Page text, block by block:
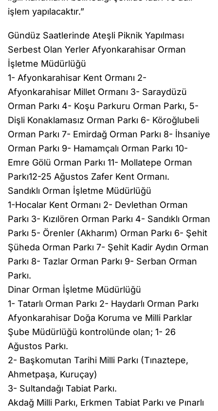
işlem yapılacaktır.”
Gündüz Saatlerinde Ateşli Piknik Yapılması
Serbest Olan Yerler Afyonkarahisar Orman
İşletme Müdürlüğü
1- Afyonkarahisar Kent Ormanı 2-
Afyonkarahisar Millet Ormanı 3- Saraydüzü
Orman Parkı 4- Koşu Parkuru Orman Parkı, 5-
Dişli Konaklamasız Orman Parkı 6- Köroğlubeli
Orman Parkı 7- Emirdağ Orman Parkı 8- İhsaniye
Orman Parkı 9- Hamamçalı Orman Parkı 10-
Emre Gölü Orman Parkı 11- Mollatepe Orman
Parkı12-25 Ağustos Zafer Kent Ormanı.
Sandıklı Orman İşletme Müdürlüğü
1-Hocalar Kent Ormanı 2- Devlethan Orman
Parkı 3- Kızılören Orman Parkı 4- Sandıklı Orman
Parkı 5- Örenler (Akharım) Orman Parkı 6- Şehit
Şüheda Orman Parkı 7- Şehit Kadir Aydın Orman
Parkı 8- Tazlar Orman Parkı 9- Serban Orman
Parkı.
Dinar Orman İşletme Müdürlüğü
1- Tatarlı Orman Parkı 2- Haydarlı Orman Parkı
Afyonkarahisar Doğa Koruma ve Milli Parklar
Şube Müdürlüğü kontrolünde olan; 1- 26
Ağustos Parkı.
2- Başkomutan Tarihi Milli Parkı (Tınaztepe,
Ahmetpaşa, Kuruçay)
3- Sultandağı Tabiat Parkı.
Akdağ Milli Parkı, Erkmen Tabiat Parkı ve Pınarlı